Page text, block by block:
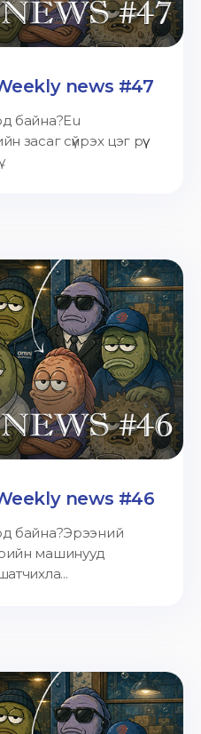
news #47
байна?Eu
засаг сүйрэх цэг рүү
news #46
байна?Эрээний
машинууд